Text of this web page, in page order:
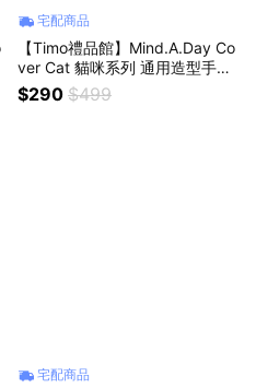
宅配商品
【Timo禮品館】Mind.A.Day Co
ver Cat 貓咪系列 通用造型手機
夾片雙入組
$290 $499
宅配商品